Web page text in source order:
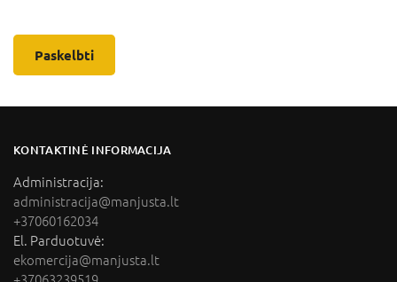
KONTAKTINĖ INFORMACIJA
Administracija:
administracija@manjusta.lt
+37060162034
El. Parduotuvė:
ekomercija@manjusta.lt